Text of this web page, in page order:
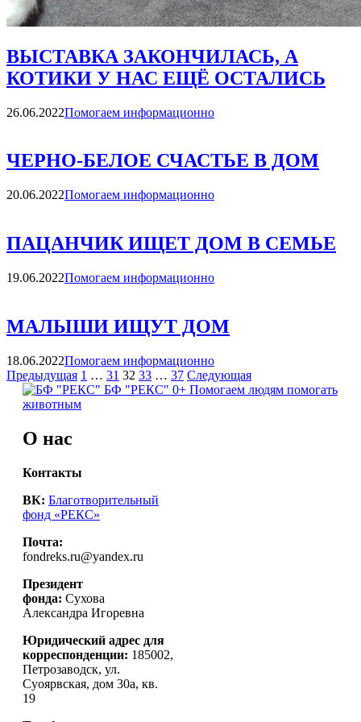
ВЫСТАВКА ЗАКОНЧИЛАСЬ, А
КОТИКИ У НАС ЕЩЁ ОСТАЛИСЬ
26.06.2022Категории
Помогаем информационно
ЧЕРНО-БЕЛОЕ СЧАСТЬЕ В ДОМ
20.06.2022Категории
Помогаем информационно
ПАЦАНЧИК ИЩЕТ ДОМ В СЕМЬЕ
19.06.2022Категории
Помогаем информационно
МАЛЫШИ ИЩУТ ДОМ
18.06.2022Категории
Помогаем информационно
Навигация
по
ПредыдущаяСтраница
Страница
1 … Страница
31 Страница
32 Страница
33 … Страница
37 СледующаяСтраница
БФ "РЕКС" 0+ Помогаем людям помогать
животным
О нас
Контакты
ВК: Благотворительный
фонд «РЕКС»
Почта:
fondreks.ru@yandex.ru
Президент
фонда: Сухова
Александра Игоревна
Юридический адрес для
корреспонденции: 185002,
Петрозаводск, ул.
Суоярвская, дом 30а, кв.
19